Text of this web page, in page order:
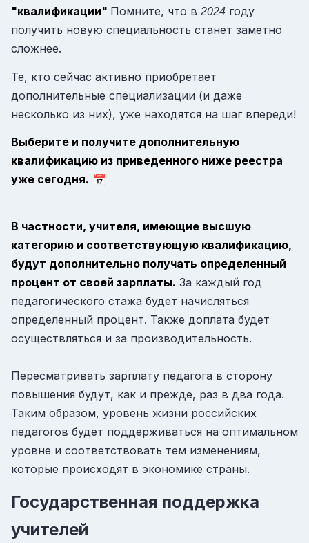
"квалификации" Помните, что в 2024 году
получить новую специальность станет заметно
сложнее.
Те, кто сейчас активно приобретает
дополнительные специализации (и даже
несколько из них), уже находятся на шаг впереди!
Выберите и получите дополнительную
квалификацию из приведенного ниже реестра
уже сегодня. 📅
В частности, учителя, имеющие высшую
категорию и соответствующую квалификацию,
будут дополнительно получать определенный
процент от своей зарплаты. За каждый год
педагогического стажа будет начисляться
определенный процент. Также доплата будет
осуществляться и за производительность.
Пересматривать зарплату педагога в сторону
повышения будут, как и прежде, раз в два года.
Таким образом, уровень жизни российских
педагогов будет поддерживаться на оптимальном
уровне и соответствовать тем изменениям,
которые происходят в экономике страны.
Государственная поддержка
учителей